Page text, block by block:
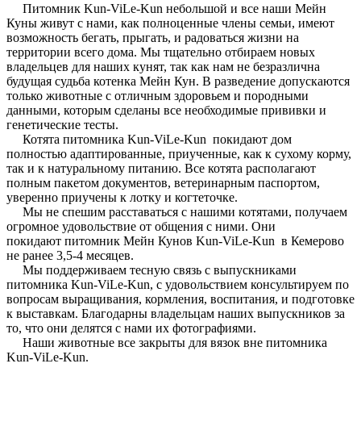
Питомник Kun-ViLe-Kun небольшой и все наши Мейн
Куны живут с нами, как полноценные члены семьи, имеют
возможность бегать, прыгать, и радоваться жизни на
территории всего дома. Мы тщательно отбираем новых
владельцев для наших кунят, так как нам не безразлична
будущая судьба котенка Мейн Кун. В разведение допускаются
только животные с отличным здоровьем и породными
данными, которым сделаны все необходимые прививки и
генетические тесты.
Котята питомника Kun-ViLe-Kun покидают дом
полностью адаптированные, приученные, как к сухому корму,
так и к натуральному питанию. Все котята располагают
полным пакетом документов, ветеринарным паспортом,
уверенно приучены к лотку и когтеточке.
Мы не спешим расставаться с нашими котятами, получаем
огромное удовольствие от общения с ними. Они
покидают питомник Мейн Кунов Kun-ViLe-Kun в Кемерово
не ранее 3,5-4 месяцев.
Мы поддерживаем тесную связь с выпускниками
питомника Kun-ViLe-Kun, с удовольствием консультируем по
вопросам выращивания, кормления, воспитания, и подготовке
к выставкам. Благодарны владельцам наших выпускников за
то, что они делятся с нами их фотографиями.
Наши животные все закрыты для вязок вне питомника
Kun-ViLe-Kun.